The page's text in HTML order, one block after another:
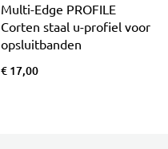
Multi-Edge PROFILE
Corten staal u-profiel voor
opsluitbanden
€ 17,00